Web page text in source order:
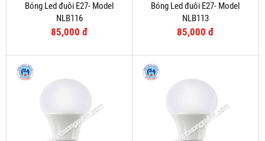
Bóng Led đuôi E27- Model
NLB116
85,000 đ
Bóng Led đuôi E27- Model
NLB113
85,000 đ